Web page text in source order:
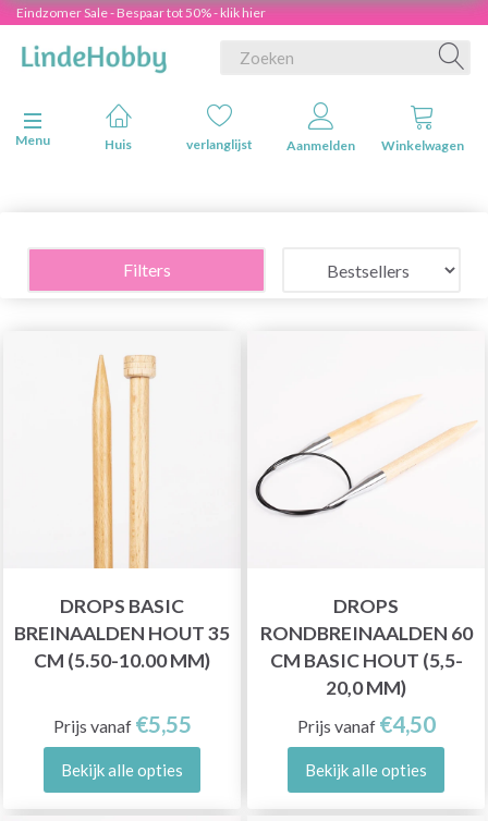
Eindzomer Sale - Bespaar tot 50% - klik hier
Navigatie in-/uitschakelen
Menu
Huis verlanglijst Aanmelden Winkelwagen
Filters
DROPS BASIC
BREINAALDEN HOUT 35
CM (5.50-10.00 MM)
Prijs vanaf €5,55
Bekijk alle opties
DROPS
RONDBREINAALDEN 60
CM BASIC HOUT (5,5-
20,0 MM)
Prijs vanaf €4,50
Bekijk alle opties